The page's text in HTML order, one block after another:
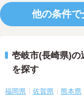
他の条件
壱岐市(長崎県)の
を探す
福岡県 佐賀県 熊本県